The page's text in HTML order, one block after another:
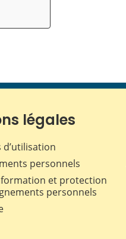
légales
personnels
et protection
personnels